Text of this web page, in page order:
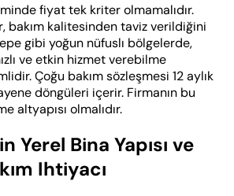
fiyat tek kriter olmamalıdır.
bakım kalitesinden taviz verildiğini
gibi yoğun nüfuslı bölgelerde,
ve etkin hizmet verebilme
Çoğu bakım sözleşmesi 12 aylık
döngüleri içerir. Firmanın bu
altyapısı olmalıdır.
Yerel Bina Yapısı ve
Ihtiyacı